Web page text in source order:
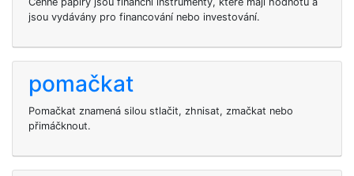
jsou vydávány pro financování nebo investování.
pomačkat
Pomačkat znamená silou stlačit, zhnisat, zmačkat nebo
přimáčknout.